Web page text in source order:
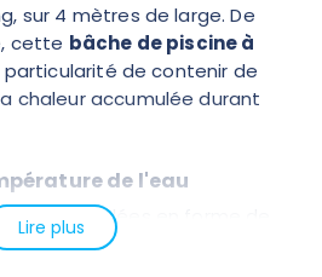
sur 4 mètres de large. De
cette bâche de piscine à
particularité de contenir de
chaleur accumulée durant
de l'eau
assemblées en forme de
résistance à
Lire plus